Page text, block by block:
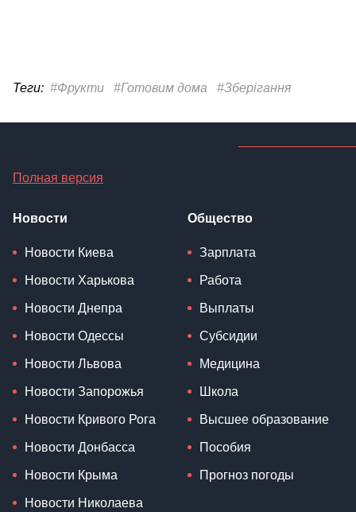
Теги: #Фрукти #Готовим дома #Зберігання
Полная версия
Новости
Новости Киева
Новости Харькова
Новости Днепра
Новости Одессы
Новости Львова
Новости Запорожья
Новости Кривого Рога
Новости Донбасса
Новости Крыма
Новости Николаева
Общество
Зарплата
Работа
Выплаты
Субсидии
Медицина
Школа
Высшее образование
Пособия
Прогноз погоды